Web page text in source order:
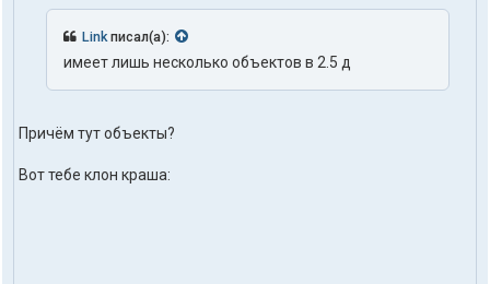
Linkписал(а):
имеет лишь несколько объектов в 2.5 д
Причём тут объекты?
Вот тебе клон краша: